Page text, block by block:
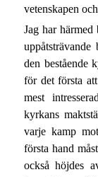
vetenskapen
Jag har
den bestående
för det första
mest
kyrkans
varje kamp
första hand
också höjdes